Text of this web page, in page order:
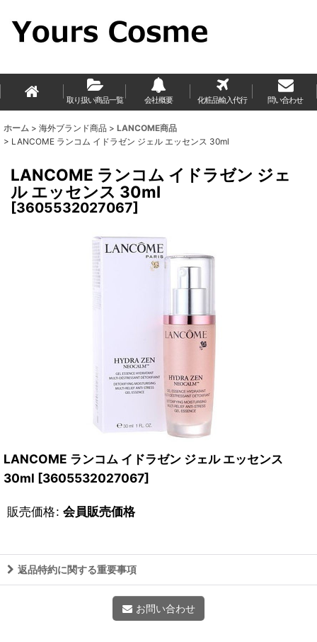
取り扱い商品一覧 会社概要 化粧品輸入代行 問い合わせ
ホーム > 海外ブランド商品 > LANCOME商品
> LANCOME ランコム イドラゼン ジェル エッセンス 30ml
LANCOME ランコム イドラゼン ジェ
ル エッセンス 30ml
[3605532027067]
LANCOME ランコム イドラゼン ジェル エッセンス
30ml [3605532027067]
販売価格: 会員販売価格
返品特約に関する重要事項
お問い合わせ